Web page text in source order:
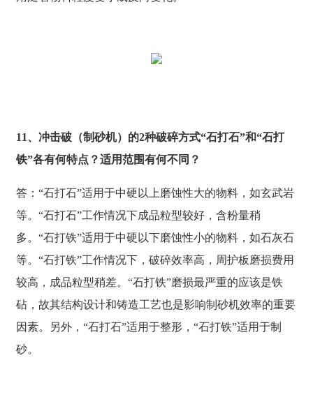
11、冲击破（制砂机）的2种破碎方式“石打石”和“石打
铁”各有何特点？适用范围有何不同？
答：“石打石”适用于中硬以上磨蚀性大的物料，如玄武岩
等。“石打石”工作情况下成品粒型较好，含粉量稍
多。“石打铁”适用于中硬以下磨蚀性小的物料，如石灰石
等。“石打铁”工作情况下，破碎效率高，周护板磨损费用
较高，成品粒型稍差。“石打铁”磨损最严重的应该是铁
砧，故其结构设计和铸造工艺也是影响制砂机效率的重要
因素。另外，“石打石”适用于整形，“石打铁”适用于制
砂。